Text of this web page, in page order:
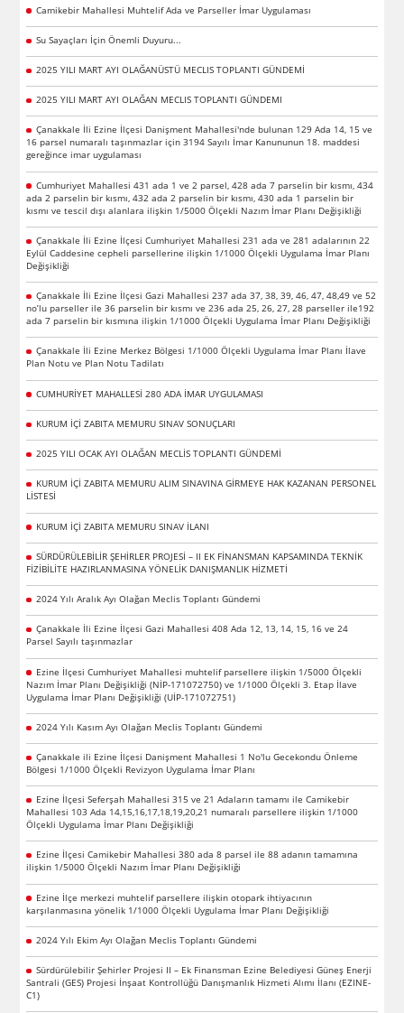
Camikebir Mahallesi Muhtelif Ada ve Parseller İmar Uygulaması
Su Sayaçları İçin Önemli Duyuru...
2025 YILI MART AYI OLAĞANÜSTÜ MECLIS TOPLANTI GÜNDEMİ
2025 YILI MART AYI OLAĞAN MECLIS TOPLANTI GÜNDEMI
Çanakkale İli Ezine İlçesi Danişment Mahallesi'nde bulunan 129 Ada 14, 15 ve
16 parsel numaralı taşınmazlar için 3194 Sayılı İmar Kanununun 18. maddesi
gereğince imar uygulaması
Cumhuriyet Mahallesi 431 ada 1 ve 2 parsel, 428 ada 7 parselin bir kısmı, 434
ada 2 parselin bir kısmı, 432 ada 2 parselin bir kısmı, 430 ada 1 parselin bir
kısmı ve tescil dışı alanlara ilişkin 1/5000 Ölçekli Nazım İmar Planı Değişikliği
Çanakkale İli Ezine İlçesi Cumhuriyet Mahallesi 231 ada ve 281 adalarının 22
Eylül Caddesine cepheli parsellerine ilişkin 1/1000 Ölçekli Uygulama İmar Planı
Değişikliği
Çanakkale İli Ezine İlçesi Gazi Mahallesi 237 ada 37, 38, 39, 46, 47, 48,49 ve 52
no’lu parseller ile 36 parselin bir kısmı ve 236 ada 25, 26, 27, 28 parseller ile192
ada 7 parselin bir kısmına ilişkin 1/1000 Ölçekli Uygulama İmar Planı Değişikliği
Çanakkale İli Ezine Merkez Bölgesi 1/1000 Ölçekli Uygulama İmar Planı İlave
Plan Notu ve Plan Notu Tadilatı
CUMHURİYET MAHALLESİ 280 ADA İMAR UYGULAMASI
KURUM İÇİ ZABITA MEMURU SINAV SONUÇLARI
2025 YILI OCAK AYI OLAĞAN MECLİS TOPLANTI GÜNDEMİ
KURUM İÇİ ZABITA MEMURU ALIM SINAVINA GİRMEYE HAK KAZANAN PERSONEL
LİSTESİ
KURUM İÇİ ZABITA MEMURU SINAV İLANI
SÜRDÜRÜLEBİLİR ŞEHİRLER PROJESİ – II EK FİNANSMAN KAPSAMINDA TEKNİK
FİZİBİLİTE HAZIRLANMASINA YÖNELİK DANIŞMANLIK HİZMETİ
2024 Yılı Aralık Ayı Olağan Meclis Toplantı Gündemi
Çanakkale İli Ezine İlçesi Gazi Mahallesi 408 Ada 12, 13, 14, 15, 16 ve 24
Parsel Sayılı taşınmazlar
Ezine İlçesi Cumhuriyet Mahallesi muhtelif parsellere ilişkin 1/5000 Ölçekli
Nazım İmar Planı Değişikliği (NİP-171072750) ve 1/1000 Ölçekli 3. Etap İlave
Uygulama İmar Planı Değişikliği (UİP-171072751)
2024 Yılı Kasım Ayı Olağan Meclis Toplantı Gündemi
Çanakkale ili Ezine İlçesi Danişment Mahallesi 1 No'lu Gecekondu Önleme
Bölgesi 1/1000 Ölçekli Revizyon Uygulama İmar Planı
Ezine İlçesi Seferşah Mahallesi 315 ve 21 Adaların tamamı ile Camikebir
Mahallesi 103 Ada 14,15,16,17,18,19,20,21 numaralı parsellere ilişkin 1/1000
Ölçekli Uygulama İmar Planı Değişikliği
Ezine İlçesi Camikebir Mahallesi 380 ada 8 parsel ile 88 adanın tamamına
ilişkin 1/5000 Ölçekli Nazım İmar Planı Değişikliği
Ezine İlçe merkezi muhtelif parsellere ilişkin otopark ihtiyacının
karşılanmasına yönelik 1/1000 Ölçekli Uygulama İmar Planı Değişikliği
2024 Yılı Ekim Ayı Olağan Meclis Toplantı Gündemi
Sürdürülebilir Şehirler Projesi II – Ek Finansman Ezine Belediyesi Güneş Enerji
Santrali (GES) Projesi İnşaat Kontrollüğü Danışmanlık Hizmeti Alımı İlanı (EZINE-
C1)